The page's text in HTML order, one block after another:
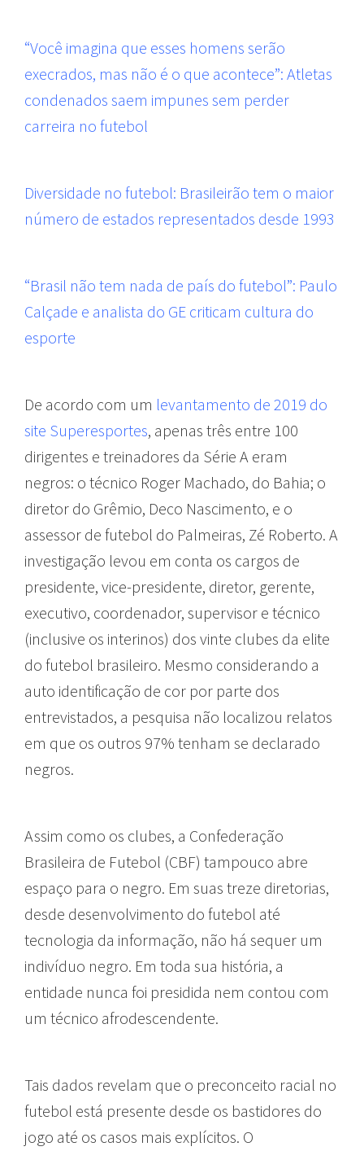
“Você imagina que esses homens serão
execrados, mas não é o que acontece”: Atletas
condenados saem impunes sem perder
carreira no futebol
Diversidade no futebol: Brasileirão tem o maior
número de estados representados desde 1993
“Brasil não tem nada de país do futebol”: Paulo
Calçade e analista do GE criticam cultura do
esporte
De acordo com um levantamento de 2019 do
site Superesportes, apenas três entre 100
dirigentes e treinadores da Série A eram
negros: o técnico Roger Machado, do Bahia; o
diretor do Grêmio, Deco Nascimento, e o
assessor de futebol do Palmeiras, Zé Roberto. A
investigação levou em conta os cargos de
presidente, vice-presidente, diretor, gerente,
executivo, coordenador, supervisor e técnico
(inclusive os interinos) dos vinte clubes da elite
do futebol brasileiro. Mesmo considerando a
auto identificação de cor por parte dos
entrevistados, a pesquisa não localizou relatos
em que os outros 97% tenham se declarado
negros.
Assim como os clubes, a Confederação
Brasileira de Futebol (CBF) tampouco abre
espaço para o negro. Em suas treze diretorias,
desde desenvolvimento do futebol até
tecnologia da informação, não há sequer um
indivíduo negro. Em toda sua história, a
entidade nunca foi presidida nem contou com
um técnico afrodescendente.
Tais dados revelam que o preconceito racial no
futebol está presente desde os bastidores do
jogo até os casos mais explícitos. O